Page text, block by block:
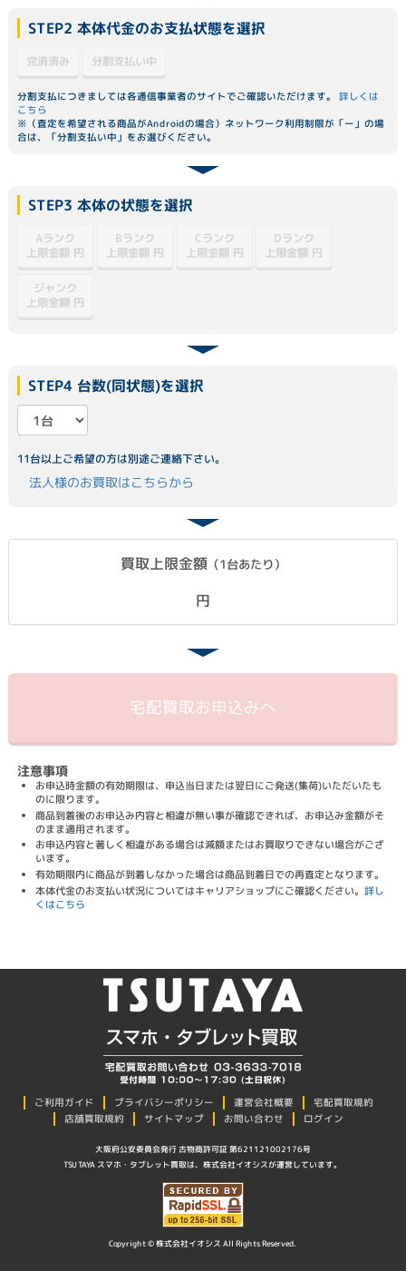
STEP2 本体代金のお支払状態を選択
完済済み 分割支払い中
分割支払につきましては各通信事業者のサイトでご確認いただけます。詳しくは
こちら
※（査定を希望される商品がAndroidの場合）ネットワーク利用制限が「ー」の場
合は、「分割支払い中」をお選びください。
STEP3 本体の状態を選択
Aランク
上限金額 円
Bランク
上限金額 円
Cランク
上限金額 円
Dランク
上限金額 円
ジャンク
上限金額 円
STEP4 台数(同状態)を選択
11台以上ご希望の方は別途ご連絡下さい。
法人様のお買取はこちらから
買取上限金額 （1台あたり）
円
宅配買取お申込みへ
注意事項
お申込時金額の有効期限は、申込当日または翌日にご発送(集荷)いただいたも
のに限ります。
商品到着後のお申込み内容と相違が無い事が確認できれば、お申込み金額がそ
のまま適用されます。
お申込内容と著しく相違がある場合は減額またはお買取りできない場合がござ
います。
有効期限内に商品が到着しなかった場合は商品到着日での再査定となります。
本体代金のお支払い状況についてはキャリアショップにご確認ください。詳し
くはこちら
ご利用ガイド プライバシーポリシー 運営会社概要
宅配買取規約
店舗買取規約
サイトマップ お問い合わせ ログイン
大阪府公安委員会発行 古物商許可証 第621121002176号
TSUTAYA スマホ・タブレット買取は、株式会社イオシスが運営しています。
Copyright © 株式会社イオシス All Rights Reserved.